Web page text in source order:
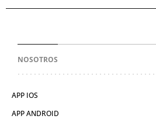
NOSOTROS
APP IOS
APP ANDROID